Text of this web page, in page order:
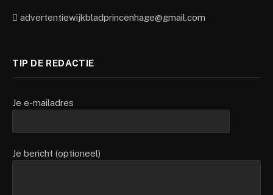
advertentiewijkbladprincenhage@gmail.com
TIP DE REDACTIE
Je e-mailadres
Je bericht (optioneel)